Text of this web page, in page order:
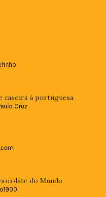
caseira à portuguesa
Cruz
do Mundo